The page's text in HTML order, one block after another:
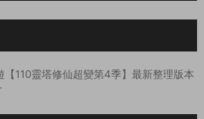
【110靈塔修仙超變第4季】最新整理版本